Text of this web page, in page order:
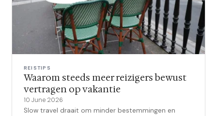
REISTIPS
Waarom steeds meer reizigers bewust
vertragen op vakantie
10 June 2026
Slow travel draait om minder bestemmingen en